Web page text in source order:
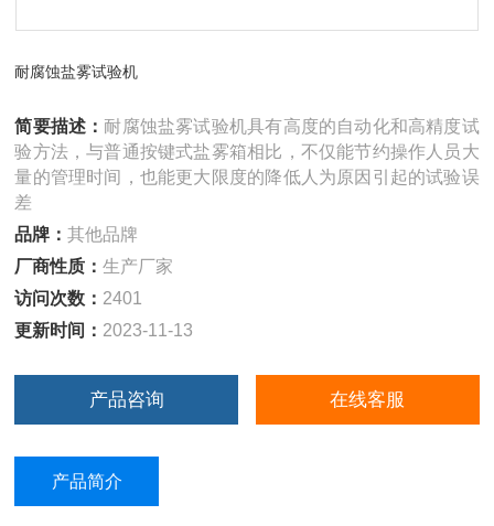
耐腐蚀盐雾试验机
简要描述： 耐腐蚀盐雾试验机具有高度的自动化和高精度试
验方法，与普通按键式盐雾箱相比，不仅能节约操作人员大
量的管理时间，也能更大限度的降低人为原因引起的试验误
差
品牌：其他品牌
厂商性质：生产厂家
访问次数： 2401
更新时间： 2023-11-13
产品咨询 在线客服
产品简介